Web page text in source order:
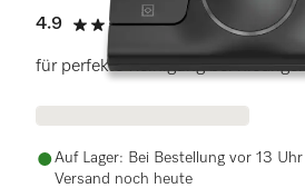
4.9
4.9 Sterne von 5
(17 Bewertungen)
für perfekte Reinigung bei
Auf Lager: Bei Bestellung vor 13
Versand noch heute